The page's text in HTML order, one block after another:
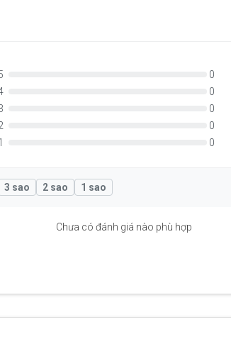
0
0
0
0
0
3 sao 2 sao 1 sao
Chưa có đánh giá nào phù hợp